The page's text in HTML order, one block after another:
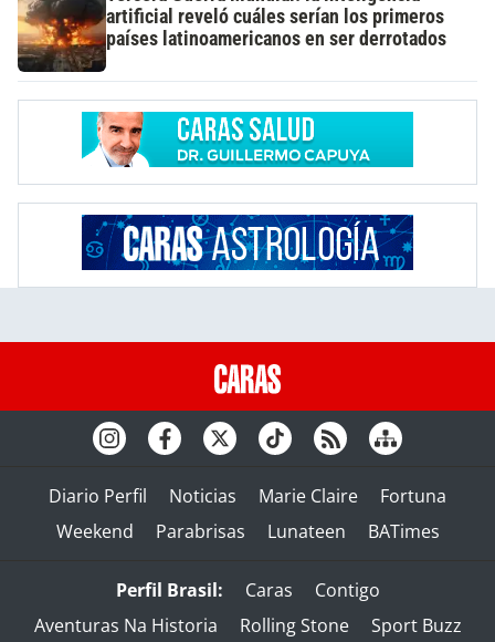
artificial reveló cuáles serían los primeros
países latinoamericanos en ser derrotados
Diario Perfil Noticias Marie Claire
Fortuna
Weekend
Parabrisas Lunateen BATimes
Perfil Brasil: Caras
Contigo
Aventuras Na Historia
Rolling Stone Sport Buzz